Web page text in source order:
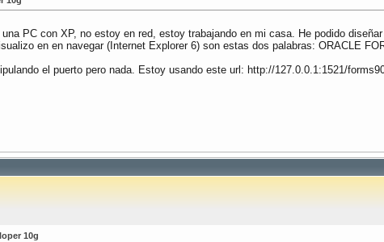
PC con XP, no estoy en red, estoy trabajando en mi casa. He podido
en en navegar (Internet Explorer 6) son estas dos palabras: ORACLE
el puerto pero nada. Estoy usando este url: http://127.0.0.1:1521/
10g